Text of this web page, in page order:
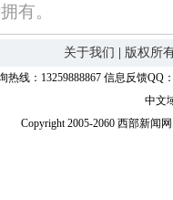
有。
关于我们 | 版权所
热线：13259888867 信息反馈QQ
中文
Copyright 2005-2060 西部新闻